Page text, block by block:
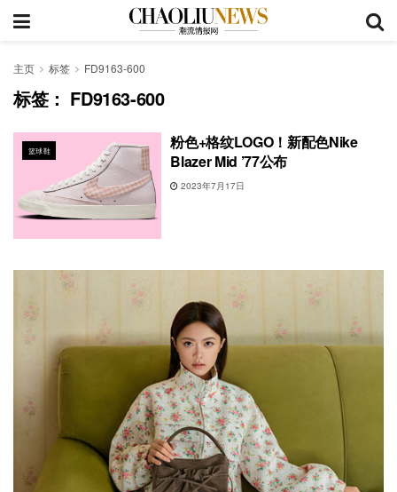
主页 标签 FD9163-600
标签： FD9163-600
篮球鞋
粉色+格纹LOGO！新配色Nike
Blazer Mid ’77公布
2023年7月17日